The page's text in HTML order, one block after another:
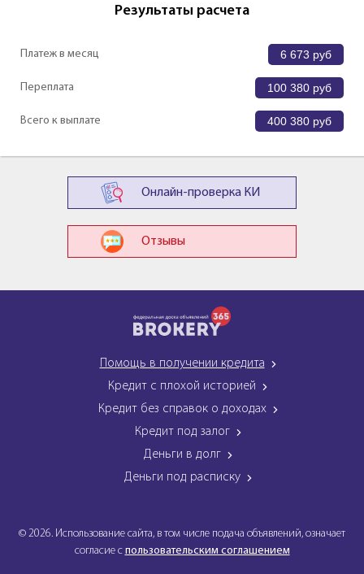
Результаты расчета
Платеж в месяц 6 673 руб
Переплата 100 380 руб
Всего к выплате 400 380 руб
Онлайн-проверка КИ
Отзывы
Помощь в получении кредита
Кредит с плохой историей
Кредит без справок о доходах
Кредит под залог
Деньги в долг
Деньги под расписку
© 2026. Использование сайта, в том числе подача объявлений, означает
согласие с пользовательским соглашением